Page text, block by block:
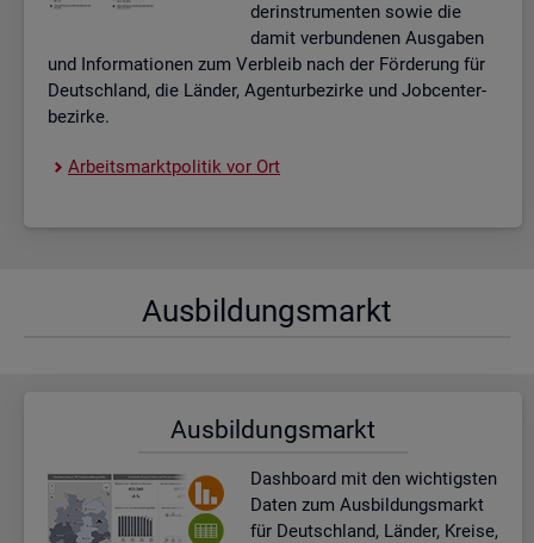
der­instru­men­ten sowie die
damit ver­bun­de­nen Aus­ga­ben
und In­for­ma­tio­nen zum Ver­bleib nach der För­de­rung für
Deutsch­land, die Län­der, Agen­tur­be­zir­ke und Job­cent­er­
be­zir­ke.
Ar­beits­markt­po­li­tik vor Ort
Aus­bil­dungs­markt
Aus­bil­dungs­markt
Dash­board mit den wich­tigs­ten
Daten zum Aus­bil­dungs­markt
für Deutsch­land, Län­der, Krei­se,